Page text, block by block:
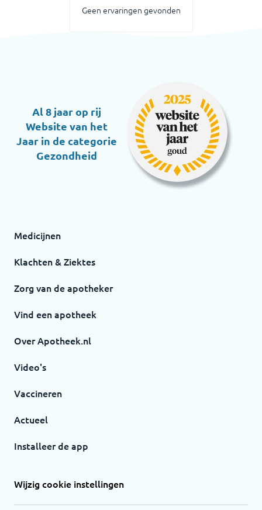
Geen ervaringen gevonden
Al 8 jaar op rij
Website van het
Jaar in de categorie
Gezondheid
Medicijnen
Klachten & Ziektes
Zorg van de apotheker
Vind een apotheek
Over Apotheek.nl
Video's
Vaccineren
Actueel
Installeer de app
Wijzig cookie instellingen